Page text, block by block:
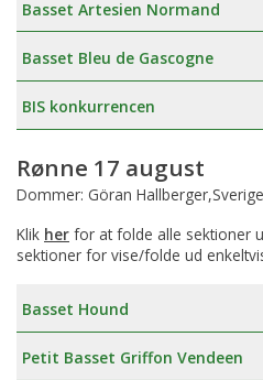
Basset Artesien Normand
Basset Bleu de Gascogne
BIS konkurrencen
Rønne 17 august
Dommer: Göran Hallberger,Sverige
Klik her for at folde alle sektioner
sektioner for vise/folde ud
Basset Hound
Petit Basset Griffon Vendeen